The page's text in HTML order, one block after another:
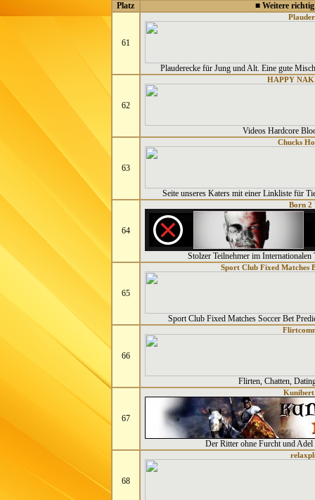
Platz ■ Weitere
61
Plauderecke für Jung und Alt. Eine gute
62
HAPPY
Videos Hardcore
63
Chucks
Seite unseres Katers mit einer Linkliste für
64
Born 2
Stolzer Teilnehmer im
65
Sport Club Fixed Matches
Sport Club Fixed Matches Soccer Bet
66
Flirten, Chatten,
67
Kunibert
Der Ritter ohne Furcht und
68